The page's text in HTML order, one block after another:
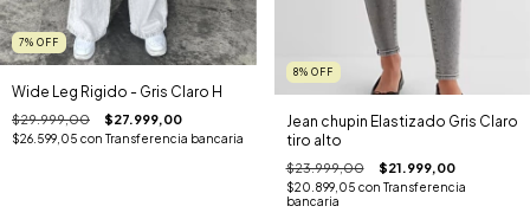
7% OFF
Wide Leg Rigido - Gris Claro H
$29.999,00 $27.999,00
$26.599,05 con Transferencia bancaria
8% OFF
Jean chupin Elastizado Gris Claro
tiro alto
$23.999,00 $21.999,00
$20.899,05 con Transferencia
bancaria